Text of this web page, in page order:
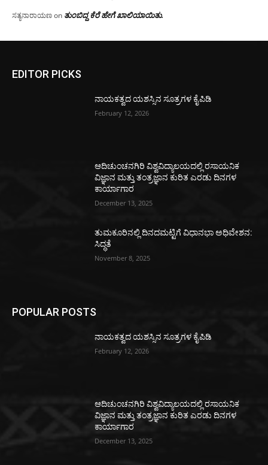
ಸತ್ಯನಾರಾಯಣon ತುಂಬಿದ್ದ ಕೆರೆ ಹೇಗೆ ಖಾಲಿಯಾಯಿತು.
EDITOR PICKS
ನಾಯಕತ್ವದ ಯಶಸ್ಸಿನ ಸೂತ್ರಗಳ ಕೈಪಿಡಿ
February 12, 2026
ಆದಿಚುಂಚನಗಿರಿ ವಿಶ್ವವಿದ್ಯಾಲಯದಲ್ಲಿ ರಸಾಯನಿಕ
ವಿಜ್ಞಾನ ಮತ್ತು ತಂತ್ರಜ್ಞಾನ ಕುರಿತ ಎರಡು ದಿನಗಳ
ಕಾರ್ಯಾಗಾರ
December 13, 2025
ತುಮಕೂರಿನಲ್ಲಿ ದಿನದಮಟ್ಟಿಗೆ ವಿಧಾನಭಾ ಅಧಿವೇಶನ:
ಸಿದ್ಧತೆ
November 8, 2025
POPULAR POSTS
ನಾಯಕತ್ವದ ಯಶಸ್ಸಿನ ಸೂತ್ರಗಳ ಕೈಪಿಡಿ
February 12, 2026
ಆದಿಚುಂಚನಗಿರಿ ವಿಶ್ವವಿದ್ಯಾಲಯದಲ್ಲಿ ರಸಾಯನಿಕ
ವಿಜ್ಞಾನ ಮತ್ತು ತಂತ್ರಜ್ಞಾನ ಕುರಿತ ಎರಡು ದಿನಗಳ
ಕಾರ್ಯಾಗಾರ
December 13, 2025